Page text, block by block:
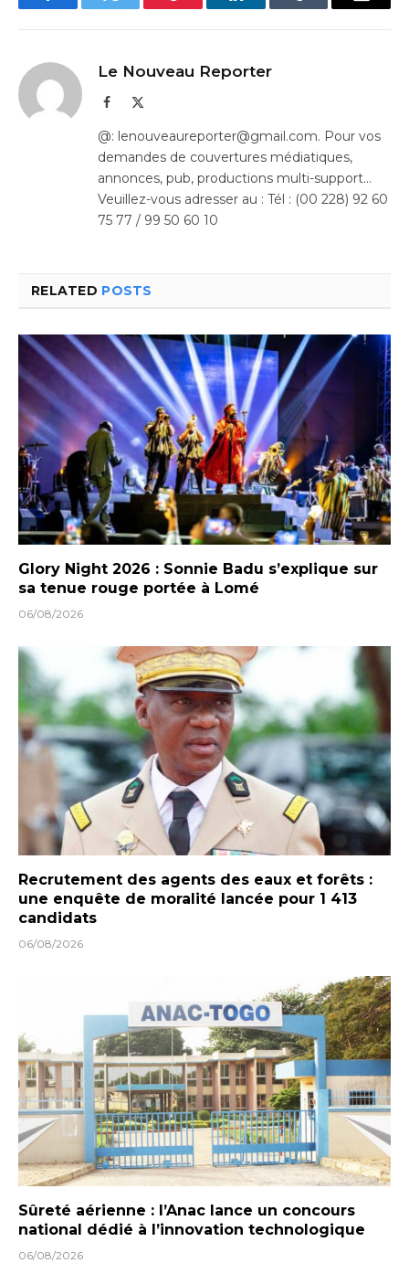
FacebookTwitter Pinterest LinkedInTumblr Email
Le Nouveau Reporter
Facebook
@: lenouveaureporter@gmail.com. Pour vos
demandes de couvertures médiatiques,
annonces, pub, productions multi-support…
Veuillez-vous adresser au : Tél : (00 228) 92 60
75 77 / 99 50 60 10
RELATED POSTS
Glory Night 2026 : Sonnie Badu s’explique sur
sa tenue rouge portée à Lomé
06/08/2026
Recrutement des agents des eaux et forêts :
une enquête de moralité lancée pour 1 413
candidats
06/08/2026
Sûreté aérienne : l’Anac lance un concours
national dédié à l’innovation technologique
06/08/2026